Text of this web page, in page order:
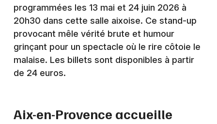
Sorties & loisirs
Humour dans les Bouches du Rhône
Humour en Provence-Alpes-Côte-d'Azur
Newsletter des sorties
programmées les 13 mai et 24 juin 2026 à
20h30 dans cette salle aixoise. Ce stand-up
provocant mêle vérité brute et humour
grinçant pour un spectacle où le rire côtoie le
malaise. Les billets sont disponibles à partir
de 24 euros.
Aix-en-Provence accueille